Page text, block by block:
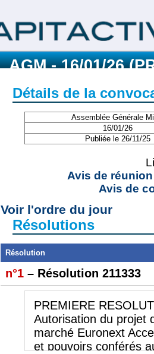
AGM - 16/01/26
Détails de la
Assemblée Générale
16/01/26
Publiée le 26/11/25
Avis de
Avis de
Voir l'ordre du jour
Résolutions
Résolution
n°1 – Résolution 211333
PREMIERE
Autorisation du projet
marché Euronext
et pouvoirs conférés